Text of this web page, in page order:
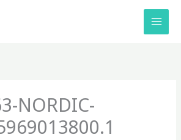
NORDIC-